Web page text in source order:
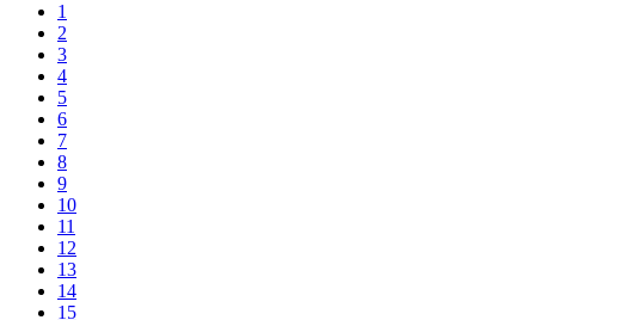
1
2
3
4
5
6
7
8
9
10
11
12
13
14
15